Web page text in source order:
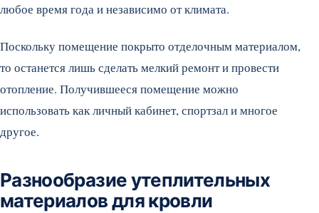
любое время года и независимо от климата.
Поскольку помещение покрыто отделочным материалом,
то останется лишь сделать мелкий ремонт и провести
отопление. Получившееся помещение можно
использовать как личный кабинет, спортзал и многое
другое.
Разнообразие утеплительных
материалов для кровли